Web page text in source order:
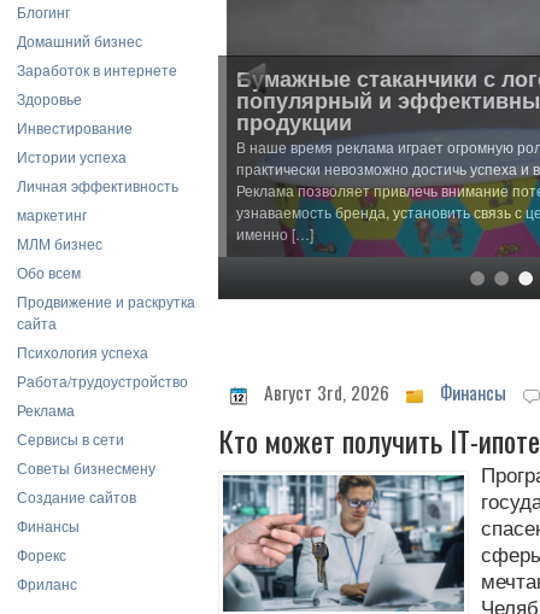
Блогинг
Домашний бизнес
Заработок в интернете
Здоровье
Инвестирование
Истории успеха
Личная эффективность
маркетинг
МЛМ бизнес
Обо всем
Продвижение и раскрутка
сайта
Психология успеха
Работа/трудоустройство
Реклама
Сервисы в сети
Советы бизнесмену
Создание сайтов
Финансы
Форекс
Фриланс
Бумажные стаканчики с
популярный и
продукции
В наше время реклама играет огромную
практически невозможно достичь успеха
Реклама позволяет привлечь внимание
узнаваемость бренда, установить связь с
именно […]
Август 3rd, 2026 Финансы
Кто может получить IT-